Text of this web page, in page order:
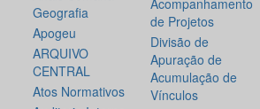
Geografia
Apogeu
ARQUIVO
CENTRAL
Atos Normativos
Acompanhamento
de Projetos
Divisão de
Apuração de
Acumulação de
Vínculos